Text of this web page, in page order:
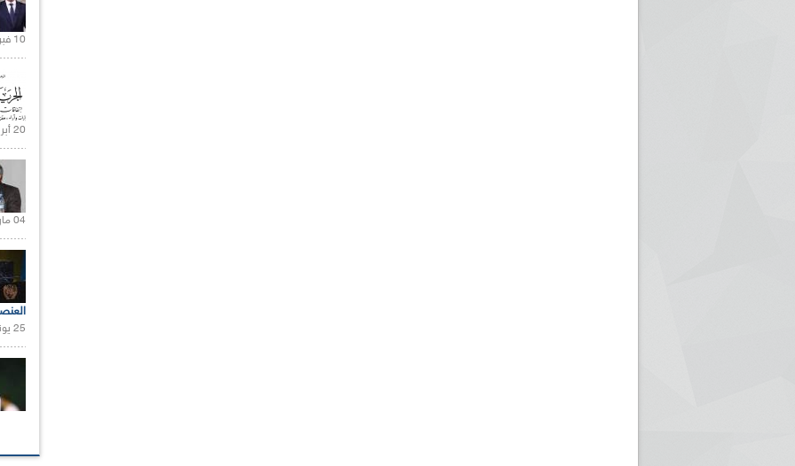
10 فبراير 2021 |
20 أبريل 2021 |
04 مارس 2020 |
25 يونيو 2021 |